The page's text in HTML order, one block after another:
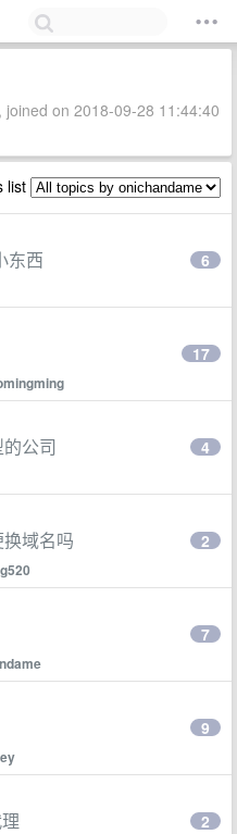
on 2018-09-28 11:44:40
list
东西 6
17
公司 4
域名吗 2
7
9
2